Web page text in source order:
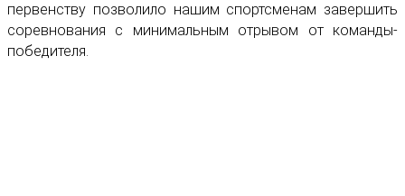
первенству позволило нашим спортсменам завершить
соревнования с минимальным отрывом от команды-
победителя.